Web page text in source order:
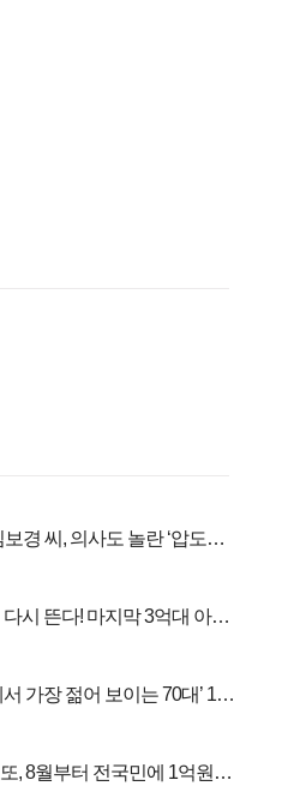
경 씨, 의사도 놀란 ‘압도적
시 뜬다! 마지막 3억대 아파
서 가장 젊어 보이는 70대’ 1위
, 8월부터 전국민에 1억원씩